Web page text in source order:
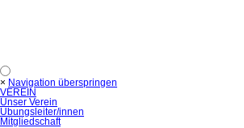
× Navigation überspringen
VEREIN
Unser Verein
Übungsleiter/innen
Mitgliedschaft